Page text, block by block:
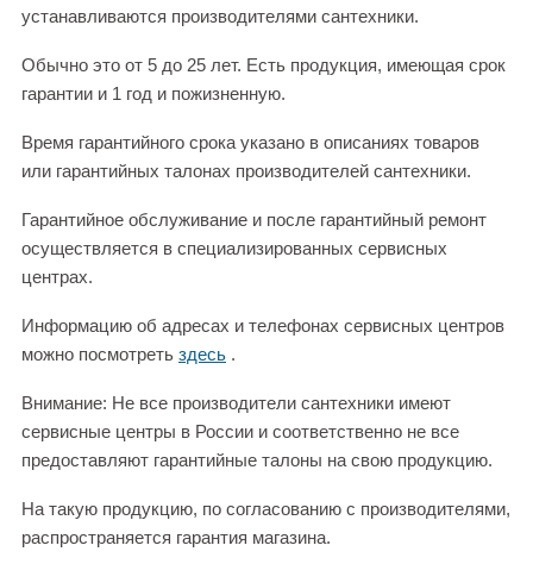
устанавливаются производителями сантехники.
Обычно это от 5 до 25 лет. Есть продукция, имеющая срок
гарантии и 1 год и пожизненную.
Время гарантийного срока указано в описаниях товаров
или гарантийных талонах производителей сантехники.
Гарантийное обслуживание и после гарантийный ремонт
осуществляется в специализированных сервисных
центрах.
Информацию об адресах и телефонах сервисных центров
можно посмотреть здесь .
Внимание: Не все производители сантехники имеют
сервисные центры в России и соответственно не все
предоставляют гарантийные талоны на свою продукцию.
На такую продукцию, по согласованию с производителями,
распространяется гарантия магазина.